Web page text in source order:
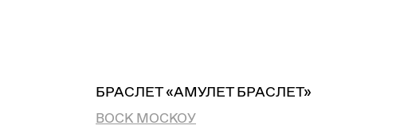
БРАСЛЕТ «АМУЛЕТ БРАСЛЕТ»
ВОСК МОСКОУ